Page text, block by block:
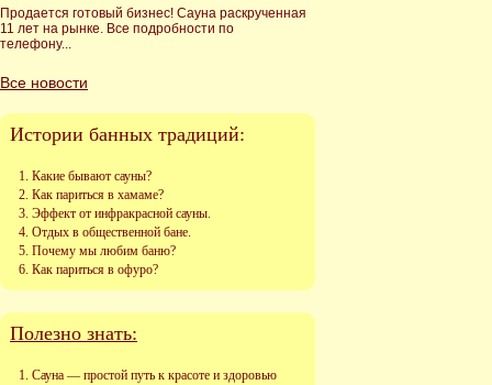
Продается готовый бизнес! Сауна раскрученная
11 лет на рынке. Все подробности по
телефону...
Все новости
Истории банных традиций:
Какие бывают сауны?
Как париться в хамаме?
Эффект от инфракрасной сауны.
Отдых в общественной бане.
Почему мы любим баню?
Как париться в офуро?
Полезно знать:
Сауна — простой путь к красоте и здоровью